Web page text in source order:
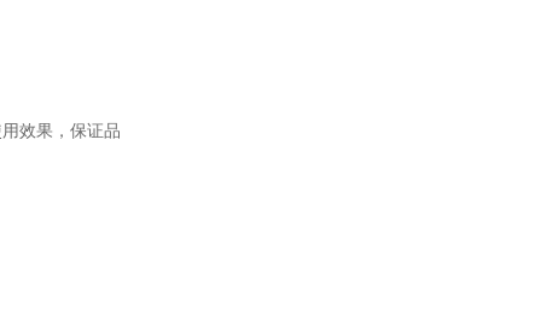
效果，保证品